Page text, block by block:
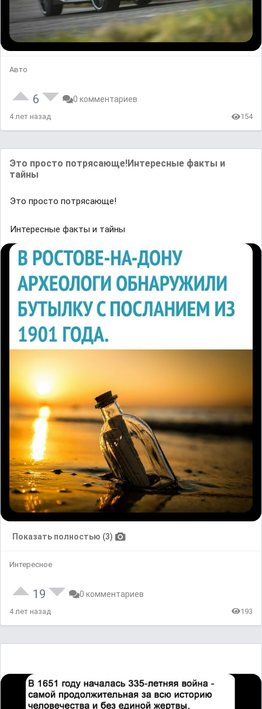
Авто
6 0 комментариев
4 лет назад 154
Это просто потрясающе!Интересные факты и
тайны
Это просто потрясающе!
Интересные факты и тайны
Показать полностью (3)
Интересное
19 0 комментариев
4 лет назад 193